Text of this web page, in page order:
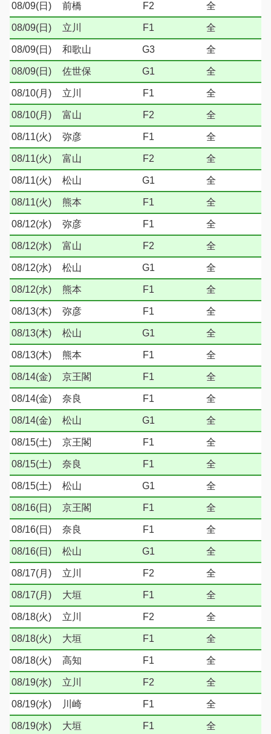
08/09(日) 前橋 F2 全
08/09(日) 立川 F1 全
08/09(日) 和歌山 G3 全
08/09(日) 佐世保 G1 全
08/10(月) 立川 F1 全
08/10(月) 富山 F2 全
08/11(火) 弥彦 F1 全
08/11(火) 富山 F2 全
08/11(火) 松山 G1 全
08/11(火) 熊本 F1 全
08/12(水) 弥彦 F1 全
08/12(水) 富山 F2 全
08/12(水) 松山 G1 全
08/12(水) 熊本 F1 全
08/13(木) 弥彦 F1 全
08/13(木) 松山 G1 全
08/13(木) 熊本 F1 全
08/14(金) 京王閣 F1 全
08/14(金) 奈良 F1 全
08/14(金) 松山 G1 全
08/15(土) 京王閣 F1 全
08/15(土) 奈良 F1 全
08/15(土) 松山 G1 全
08/16(日) 京王閣 F1 全
08/16(日) 奈良 F1 全
08/16(日) 松山 G1 全
08/17(月) 立川 F2 全
08/17(月) 大垣 F1 全
08/18(火) 立川 F2 全
08/18(火) 大垣 F1 全
08/18(火) 高知 F1 全
08/19(水) 立川 F2 全
08/19(水) 川崎 F1 全
08/19(水) 大垣 F1 全